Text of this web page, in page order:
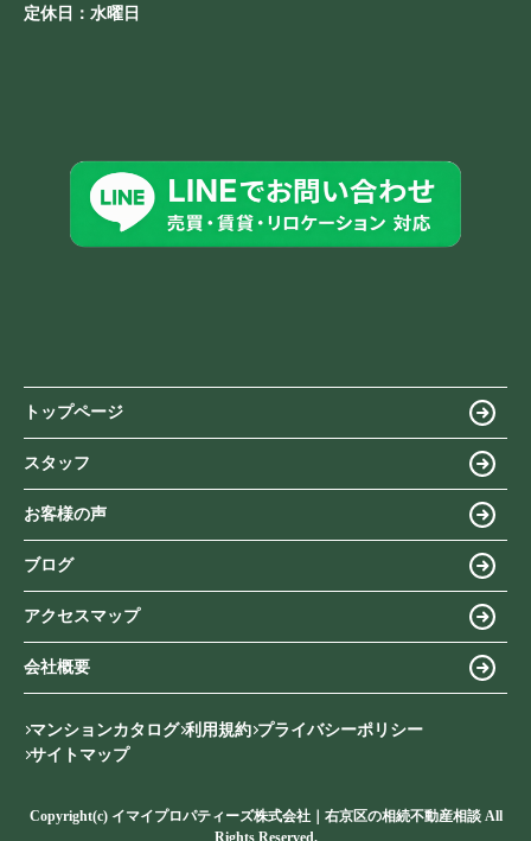
定休日： 水曜日
トップページ
スタッフ
お客様の声
ブログ
アクセスマップ
会社概要
マンションカタログ 利用規約 プライバシーポリシー
サイトマップ
Copyright(c) イマイプロパティーズ株式会社｜右京区の相続不動産相談 All
Rights Reserved.